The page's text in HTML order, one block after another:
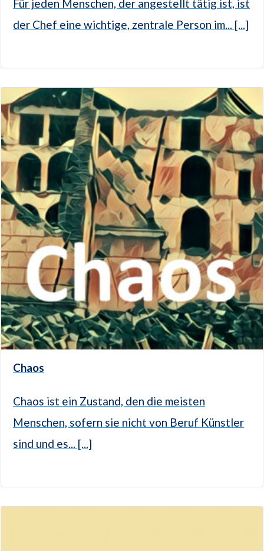
Für jeden Menschen, der angestellt tätig ist, ist
der Chef eine wichtige, zentrale Person im... [...]
Chaos
Chaos ist ein Zustand, den die meisten
Menschen, sofern sie nicht von Beruf Künstler
sind und es... [...]